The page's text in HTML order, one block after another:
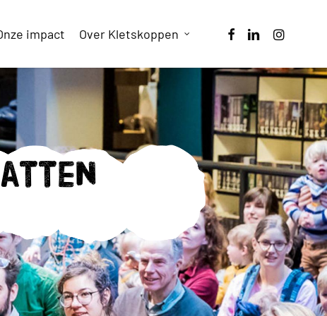
impact Over Kletskoppen facebooklinkedininstagram